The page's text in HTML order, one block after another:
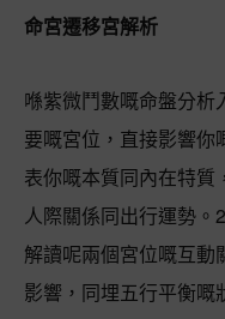
命宮遷移宮解析
喺紫微鬥數嘅命盤分析
要嘅宮位，直接影響
表你嘅本質同內在特質
人際關係同出行運勢。
解讀呢兩個宮位嘅互
影響，同埋五行平衡嘅